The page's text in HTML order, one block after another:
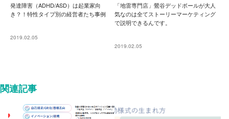
発達障害（ADHD/ASD）は起業家向
き？！特性タイプ別の経営者たち事例
2019.02.05
「地雷専門店」鶯谷デッドボールが大人
気なのは全てストーリーマーケティング
で説明できるんです。
2019.02.05
関連記事